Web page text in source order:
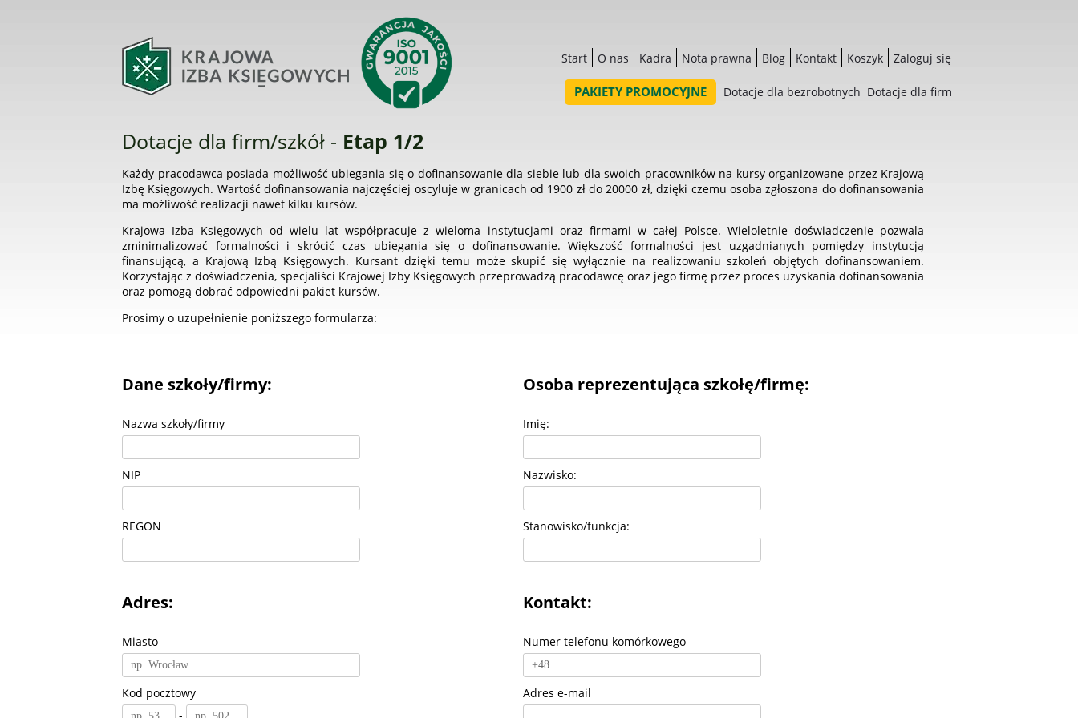
Start O nas Kadra Nota prawna Blog Kontakt Koszyk Zaloguj się
PAKIETY PROMOCYJNE Dotacje dla bezrobotnych Dotacje dla firm
Dotacje dla firm/szkół - Etap 1/2
Każdy pracodawca posiada możliwość ubiegania się o dofinansowanie dla siebie lub dla swoich pracowników na kursy organizowane przez Krajową
Izbę Księgowych. Wartość dofinansowania najczęściej oscyluje w granicach od 1900 zł do 20000 zł, dzięki czemu osoba zgłoszona do dofinansowania
ma możliwość realizacji nawet kilku kursów.
Krajowa Izba Księgowych od wielu lat współpracuje z wieloma instytucjami oraz firmami w całej Polsce. Wieloletnie doświadczenie pozwala
zminimalizować formalności i skrócić czas ubiegania się o dofinansowanie. Większość formalności jest uzgadnianych pomiędzy instytucją
finansującą, a Krajową Izbą Księgowych. Kursant dzięki temu może skupić się wyłącznie na realizowaniu szkoleń objętych dofinansowaniem.
Korzystając z doświadczenia, specjaliści Krajowej Izby Księgowych przeprowadzą pracodawcę oraz jego firmę przez proces uzyskania dofinansowania
oraz pomogą dobrać odpowiedni pakiet kursów.
Prosimy o uzupełnienie poniższego formularza:
Dane szkoły/firmy:
Nazwa szkoły/firmy
NIP
REGON
Osoba reprezentująca szkołę/firmę:
Imię:
Nazwisko:
Stanowisko/funkcja:
Adres:
Miasto
Kod pocztowy
Kontakt:
Numer telefonu komórkowego
Adres e-mail